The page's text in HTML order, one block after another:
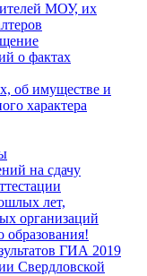
МОУ, их
о фактах
об имуществе и
характера
на сдачу
лет,
организаций
образования!
ГИА 2019
Свердловской